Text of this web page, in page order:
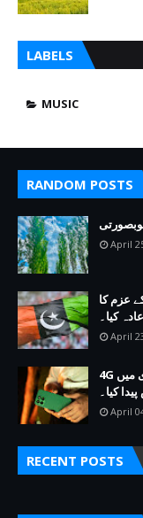
LABELS
MUSIC
RANDOM POSTS
April
عزم کا
کیا۔
April
4G رول آؤٹ نے گلگت بلتستان کی دور افتادہ وادی میں
کیا۔
April
RECENT POSTS